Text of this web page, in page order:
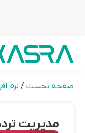
صفحه نخست / نرم
مدیریت